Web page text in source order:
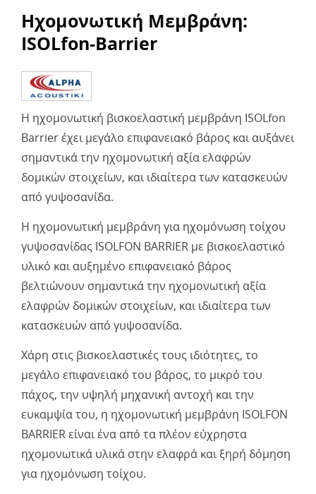
Ηχομονωτική Μεμβράνη:
ISOLfon-Barrier
Η ηχομονωτική βισκοελαστική μεμβράνη ISOLfon
Barrier έχει μεγάλο επιφανειακό βάρος και αυξάνει
σημαντικά την ηχομονωτική αξία ελαφρών
δομικών στοιχείων, και ιδιαίτερα των κατασκευών
από γυψοσανίδα.
Η ηχομονωτική μεμβράνη για ηχομόνωση τοίχου
γυψοσανίδας ISOLFON BARRIER με βισκοελαστικό
υλικό και αυξημένο επιφανειακό βάρος
βελτιώνουν σημαντικά την ηχομονωτική αξία
ελαφρών δομικών στοιχείων, και ιδιαίτερα των
κατασκευών από γυψοσανίδα.
Χάρη στις βισκοελαστικές τους ιδιότητες, το
μεγάλο επιφανειακό του βάρος, το μικρό του
πάχος, την υψηλή μηχανική αντοχή και την
ευκαμψία του, η ηχομονωτική μεμβράνη ISOLFON
BARRIER είναι ένα από τα πλέον εύχρηστα
ηχομονωτικά υλικά στην ελαφρά και ξηρή δόμηση
για ηχομόνωση τοίχου.